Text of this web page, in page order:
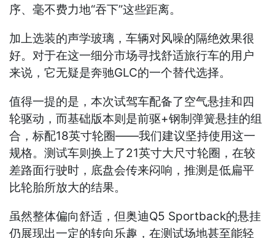
序、毫不费力地“吞下”这些距离。
加上选装的声学玻璃，车辆对风噪的隔绝效果很
好。对于在这一细分市场寻找舒适旅行车的用户
来说，它无疑是奔驰GLC的一个替代选择。
值得一提的是，本次试驾车配备了空气悬挂和四
轮驱动，而基础版本则是前驱+钢制弹簧悬挂的组
合，标配18英寸轮圈——我们建议坚持使用这一
规格。测试车则换上了21英寸大尺寸轮圈，在较
差路面行驶时，底盘会传来闷响，推测是低扁平
比轮胎所放大的结果。
虽然整体偏向舒适，但奥迪Q5 Sportback的悬挂
仍展现出一定的转向乐趣，在测试场地甚至能轻